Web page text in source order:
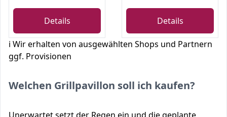
Details Details
ℹ️ Wir erhalten von ausgewählten Shops und Partnern
ggf. Provisionen
Welchen Grillpavillon soll ich kaufen?